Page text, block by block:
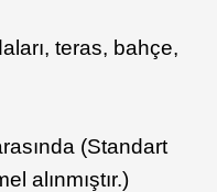
teras, bahçe,
(Standart
alınmıştır.)